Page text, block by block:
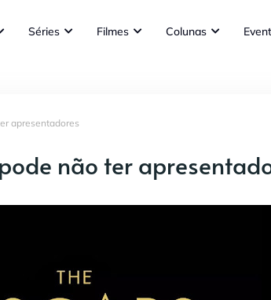
Séries Filmes Colunas
apresentadores
não ter